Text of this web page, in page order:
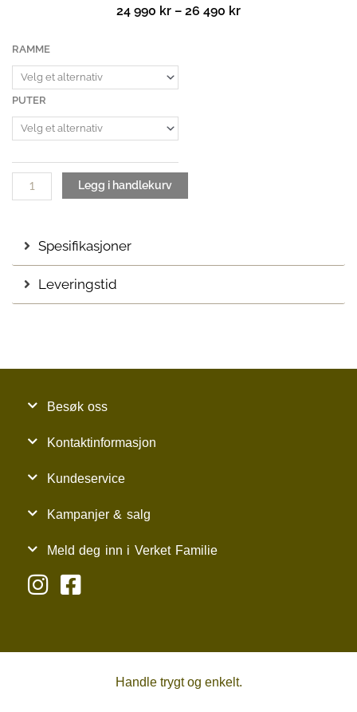
24 990 kr – 26 490 krPrisområde:
RAMME
PUTER
Frame
solseng
antall
Legg i handlekurv
Spesifikasjoner
Leveringstid
Besøk oss
Kontaktinformasjon
Kundeservice
Kampanjer & salg
Meld deg inn i Verket Familie
Handle trygt og enkelt.